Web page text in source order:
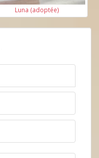
Luna (adoptée)